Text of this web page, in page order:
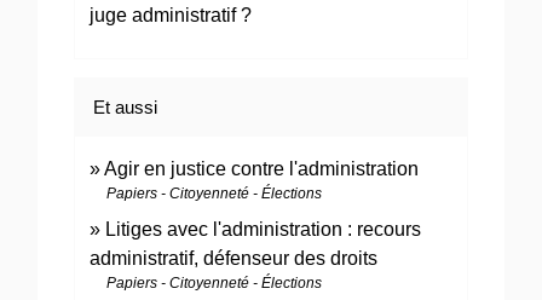
juge administratif ?
Et aussi
Agir en justice contre l'administration
Papiers - Citoyenneté - Élections
Litiges avec l'administration : recours
administratif, défenseur des droits
Papiers - Citoyenneté - Élections